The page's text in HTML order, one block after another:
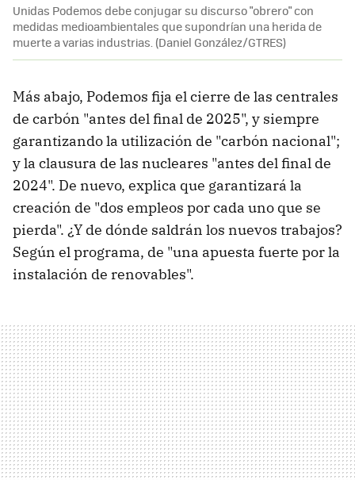
Unidas Podemos debe conjugar su discurso "obrero" con
medidas medioambientales que supondrían una herida de
muerte a varias industrias. (Daniel González/GTRES)
Más abajo, Podemos fija el cierre de las centrales
de carbón "antes del final de 2025", y siempre
garantizando la utilización de "carbón nacional";
y la clausura de las nucleares "antes del final de
2024". De nuevo, explica que garantizará la
creación de "dos empleos por cada uno que se
pierda". ¿Y de dónde saldrán los nuevos trabajos?
Según el programa, de "una apuesta fuerte por la
instalación de renovables".